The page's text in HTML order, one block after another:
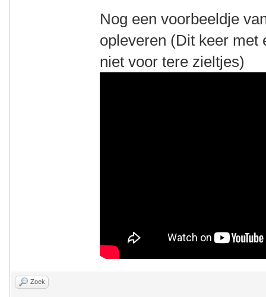
Nog een voorbeeldje
opleveren (Dit keer
niet voor tere zieltjes)
Zoek